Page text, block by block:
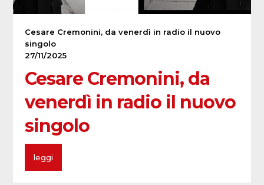
Cesare Cremonini, da venerdì in radio il nuovo
singolo
27/11/2025
Cesare Cremonini, da
venerdì in radio il nuovo
singolo
leggi